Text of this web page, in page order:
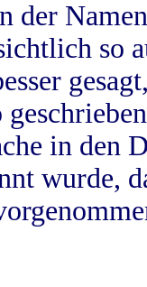
der
so
in
wurde,